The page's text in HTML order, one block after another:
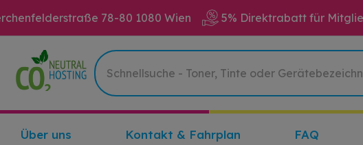
78-80 1080 Wien 5% Direktrabatt für
Über uns Kontakt & Fahrplan FAQ